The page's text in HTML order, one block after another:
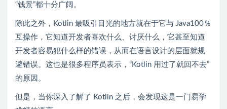
“钱景”都十分广阔。
除此之外，Kotlin 最吸引目光的地方就在于它与 Java100％
互操作，它知道开发者喜欢什么、讨厌什么，它甚至知道
开发者容易犯什么样的错误，从而在语言设计的层面就规
避错误。这也是很多程序员表示，“Kotlin 用过了就回不去”
的原因。
但是，当你深入了解了 Kotlin 之后，会发现这是一门易学